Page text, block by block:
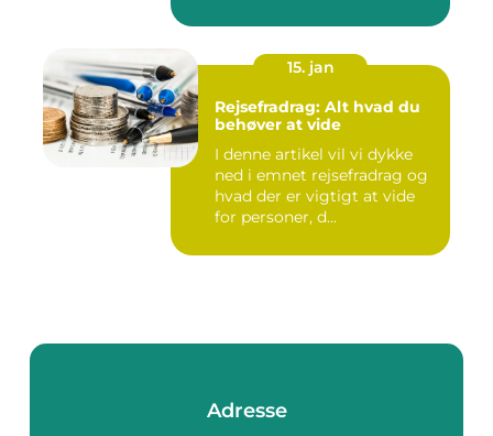
15. jan
Rejsefradrag: Alt hvad du
behøver at vide
I denne artikel vil vi dykke
ned i emnet rejsefradrag og
hvad der er vigtigt at vide
for personer, d...
Adresse